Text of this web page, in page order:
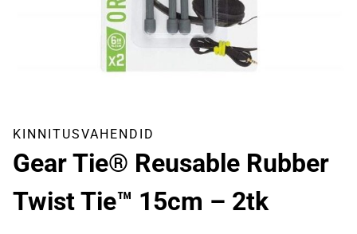
KINNITUSVAHENDID
Gear Tie® Reusable Rubber
Twist Tie™ 15cm – 2tk